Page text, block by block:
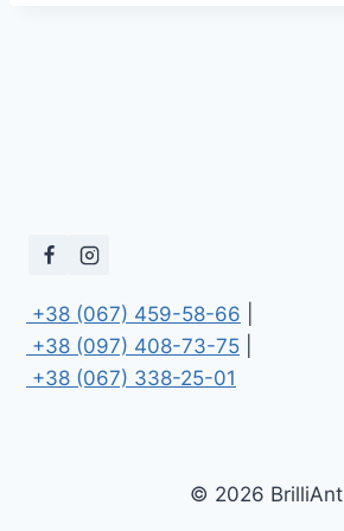
+38 (067) 459-58-66
+38 (097) 408-73-75
+38 (067) 338-25-01
© 2026 BrilliAnt